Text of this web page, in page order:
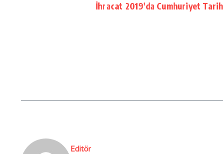
İhracat 2019’da Cumhuriyet
Editör